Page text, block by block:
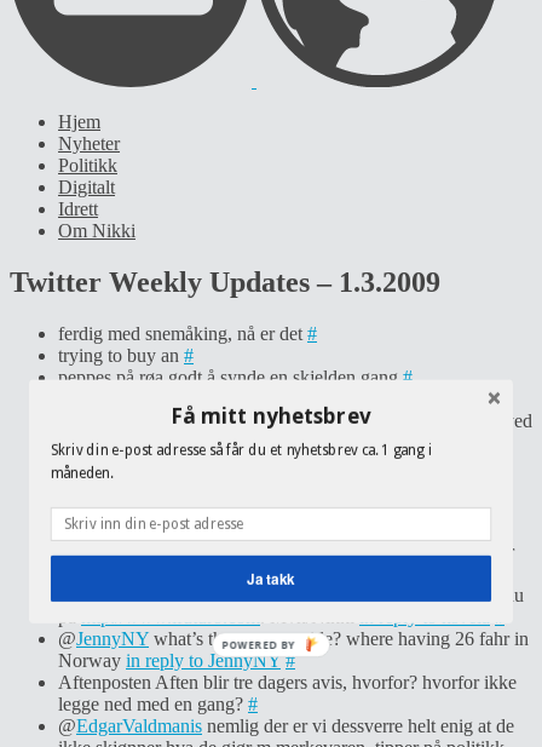
Hjem
Nyheter
Politikk
Digitalt
Idrett
Om Nikki
Twitter Weekly Updates – 1.3.2009
ferdig med snemåking, nå er det #
trying to buy an #
peppes på røa godt å synde en skjelden gang #
really good handball game tonight, won 28-16, and we played
well!#
will this be another glorious day for Norway at the cross-
new improved version of Bambuser is out now:#
@geirsandpå bambuser.com/dashboard ligger en god
beskrivelse på hvordan man setter opp, vi skal bruke det her
Hei, takk for din add. Annen info om meg finner du
@JennyNY what’s the temp outside? where having 26 fahr in
Norway in reply to JennyNY #
Aftenposten Aften blir tre dagers avis, hvorfor? hvorfor ikke
legge ned med en gang? #
@EdgarValdmanis nemlig der er vi dessverre helt enig at de
Få mitt nyhetsbrev
Skriv din e-post adresse så får du et nyhetsbrev ca. 1 gang i
måneden.
Ja takk
POWERED BY